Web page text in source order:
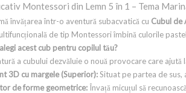
Montessori din Lemn 5 în 1 – Tema
învățarea într-o aventură subacvatică cu Cubul de
de tip Montessori îmbină culorile
acest cub pentru copilul tău?
a cubului dezvăluie o nouă provocare care
3D cu margele (Superior):Situat pe partea de sus,
de forme geometrice: Învață micuțul să